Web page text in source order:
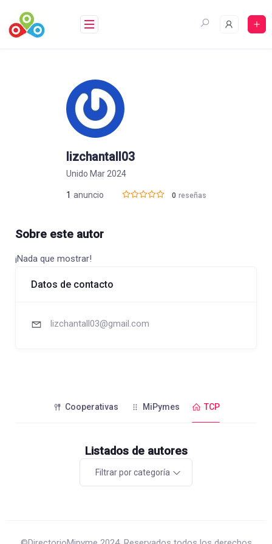
contenido
lizchantall03
Unido Mar 2024
1 anuncio 0 reseñas
Sobre este autor
¡Nada que mostrar!
Datos de contacto
lizchantall03@gmail.com
Cooperativas MiPymes TCP
Listados de autores
Filtrar por categoría